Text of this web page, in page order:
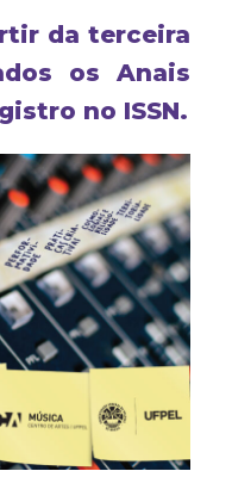
da terceira
os Anais
no ISSN.